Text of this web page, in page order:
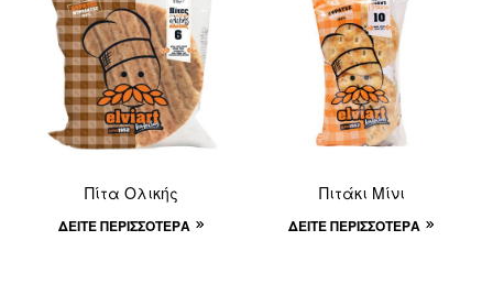
Πίτα Ολικής
ΔΕΊΤΕ ΠΕΡΙΣΣΌΤΕΡΑ
Πιτάκι Μίνι
ΔΕΊΤΕ ΠΕΡΙΣΣΌΤΕΡΑ